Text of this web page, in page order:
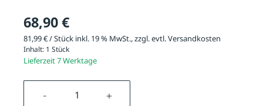
68,90 €
81,99 € / Stück inkl. 19 % MwSt., zzgl. evtl.Versandkosten
Inhalt: 1 Stück
Lieferzeit 7 Werktage
Produkt Anzahl: Gib den